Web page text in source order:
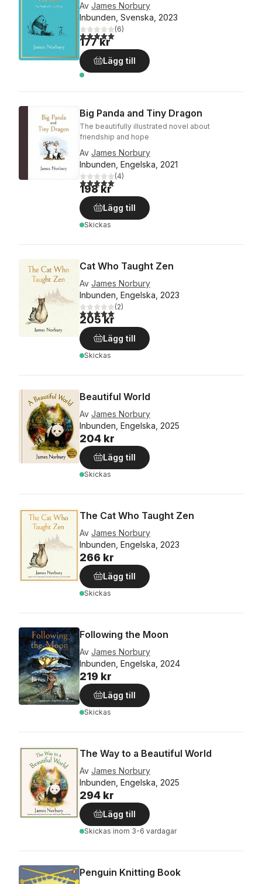
Av James Norbury
Inbunden, Svenska, 2023
5,0utav 5 stjärnor. Totalt antal röster:
(6)
177 kr
Lägg till
Big Panda and Tiny Dragon
The beautifully illustrated novel about
friendship and hope
Av James Norbury
Inbunden, Engelska, 2021
5,0utav 5 stjärnor. Totalt antal röster:
(4)
198 kr
Lägg till
Skickas
Cat Who Taught Zen
Av James Norbury
Inbunden, Engelska, 2023
5,0utav 5 stjärnor. Totalt antal röster:
(2)
205 kr
Lägg till
Skickas
Beautiful World
Av James Norbury
Inbunden, Engelska, 2025
204 kr
Lägg till
Skickas
The Cat Who Taught Zen
Av James Norbury
Inbunden, Engelska, 2023
266 kr
Lägg till
Skickas
Following the Moon
Av James Norbury
Inbunden, Engelska, 2024
219 kr
Lägg till
Skickas
The Way to a Beautiful World
Av James Norbury
Inbunden, Engelska, 2025
294 kr
Lägg till
Skickas inom 3-6 vardagar
Penguin Knitting Book